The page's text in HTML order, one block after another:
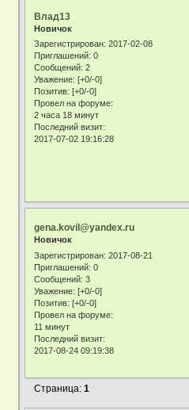
Влад13
Новичок
Зарегистрирован: 2017-02-08
Приглашений: 0
Сообщений: 2
Уважение: [+0/-0]
Позитив: [+0/-0]
Провел на форуме:
2 часа 18 минут
Последний визит:
2017-07-02 19:16:28
gena.kovil@yandex.ru
Новичок
Зарегистрирован: 2017-08-21
Приглашений: 0
Сообщений: 3
Уважение: [+0/-0]
Позитив: [+0/-0]
Провел на форуме:
11 минут
Последний визит:
2017-08-24 09:19:38
Страница:1